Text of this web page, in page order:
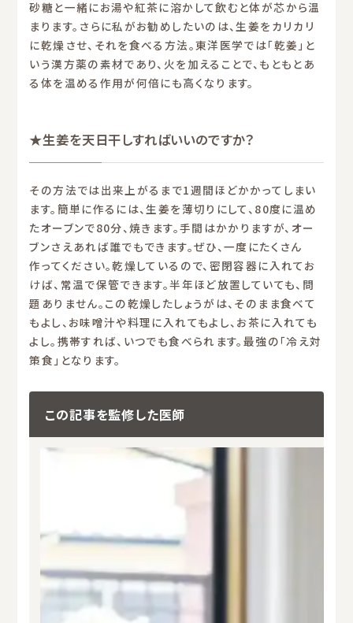
砂糖と一緒にお湯や紅茶に溶かして飲むと体が芯から温
まります。さらに私がお勧めしたいのは、生姜をカリカリ
に乾燥させ、それを食べる方法。東洋医学では「乾姜」と
いう漢方薬の素材であり、火を加えることで、もともとあ
る体を温める作用が何倍にも高くなります。
★生姜を天日干しすればいいのですか？
その方法では出来上がるまで1週間ほどかかってしまい
ます。簡単に作るには、生姜を薄切りにして、80度に温め
たオーブンで80分、焼きます。手間はかかりますが、オー
ブンさえあれば誰でもできます。ぜひ、一度にたくさん
作ってください。乾燥しているので、密閉容器に入れてお
けば、常温で保管できます。半年ほど放置していても、問
題ありません。この乾燥したしょうがは、そのまま食べて
もよし、お味噌汁や料理に入れてもよし、お茶に入れても
よし。携帯すれば、いつでも食べられます。最強の「冷え対
策食」となります。
この記事を監修した医師